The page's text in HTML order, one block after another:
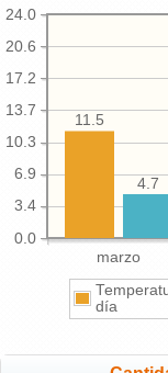
marzo
0.0
3.4
6.9
10.3
13.7
17.2
20.6
24.0
11.5
4.7
día